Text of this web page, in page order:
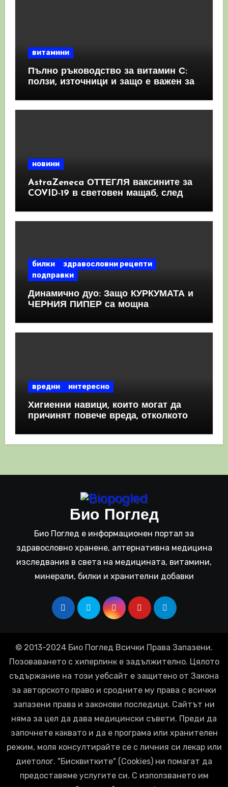
витамини
Пълно ръководство за витамин С:
ползи, източници и защо е важен за
новини
AstraZeneca ОТТЕГЛЯ ваксините за
COVID-19 в световен мащаб, след
КРЪВНИ съсиреци
билки
здравословни рецепти
подправки
Динамично дуо: Защо КУРКУМАТА и
ЧЕРНИЯ ПИПЕР са мощна
вредни интересно
Хигиенни навици, които могат да
причинят повече вреда, отколкото
Био Поглед
Био Поглед е информационен портал за
здравословно хранене, алтернативна медицина
изследвания в света на медицината, витамини,
минерали, билки и хранителни добавки
© 2013-2024 Био Поглед Всички Права Запазени.
Позоваването с хиперлинк е задължително. Цялото
съдържание на този уебсайт е защитено от Закона
за авторското право и сродните му права с всички
запазени права и законови последици. Сайтът ни
няма за цел да дава медицински съвети. Преди да
започнете каквато и да е програма или хранителен
режим, моля консултирайте се с личния си лекар или
диетолог. "Бисквитките" (Cookies) ни помагат да
предоставяме услугите си. С използването им